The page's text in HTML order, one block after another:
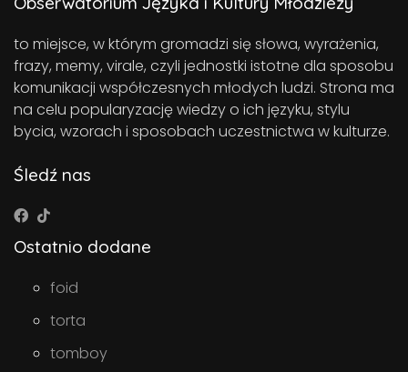
to miejsce, w którym gromadzi się słowa, wyrażenia,
frazy, memy, virale, czyli jednostki istotne dla sposobu
komunikacji współczesnych młodych ludzi. Strona ma
na celu popularyzację wiedzy o ich języku, stylu
bycia, wzorach i sposobach uczestnictwa w kulturze.
Śledź nas
Ostatnio dodane
foid
torta
tomboy